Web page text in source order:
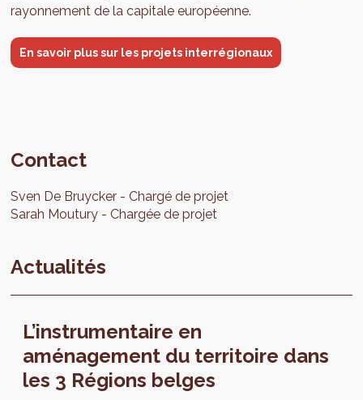
rayonnement de la capitale européenne.
En savoir plus sur les projets interrégionaux
Contact
Sven De Bruycker
Chargé de projet
Sarah Moutury Chargée de projet
Actualités
L’instrumentaire en
aménagement du territoire dans
les 3 Régions belges